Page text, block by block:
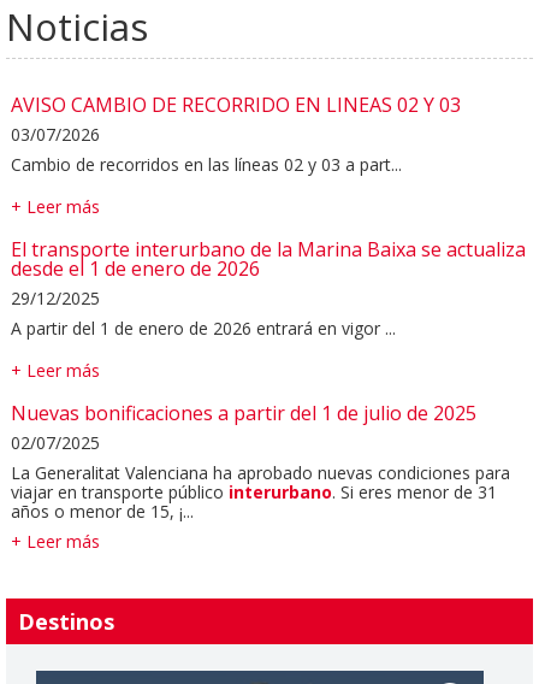
Noticias
AVISO CAMBIO DE RECORRIDO EN LINEAS 02 Y 03
03/07/2026
Cambio de recorridos en las líneas 02 y 03 a part...
+ Leer más
El transporte interurbano de la Marina Baixa se actualiza
desde el 1 de enero de 2026
29/12/2025
A partir del 1 de enero de 2026 entrará en vigor ...
+ Leer más
Nuevas bonificaciones a partir del 1 de julio de 2025
02/07/2025
La Generalitat Valenciana ha aprobado nuevas condiciones para
viajar en transporte público interurbano. Si eres menor de 31
años o menor de 15, ¡...
+ Leer más
Destinos